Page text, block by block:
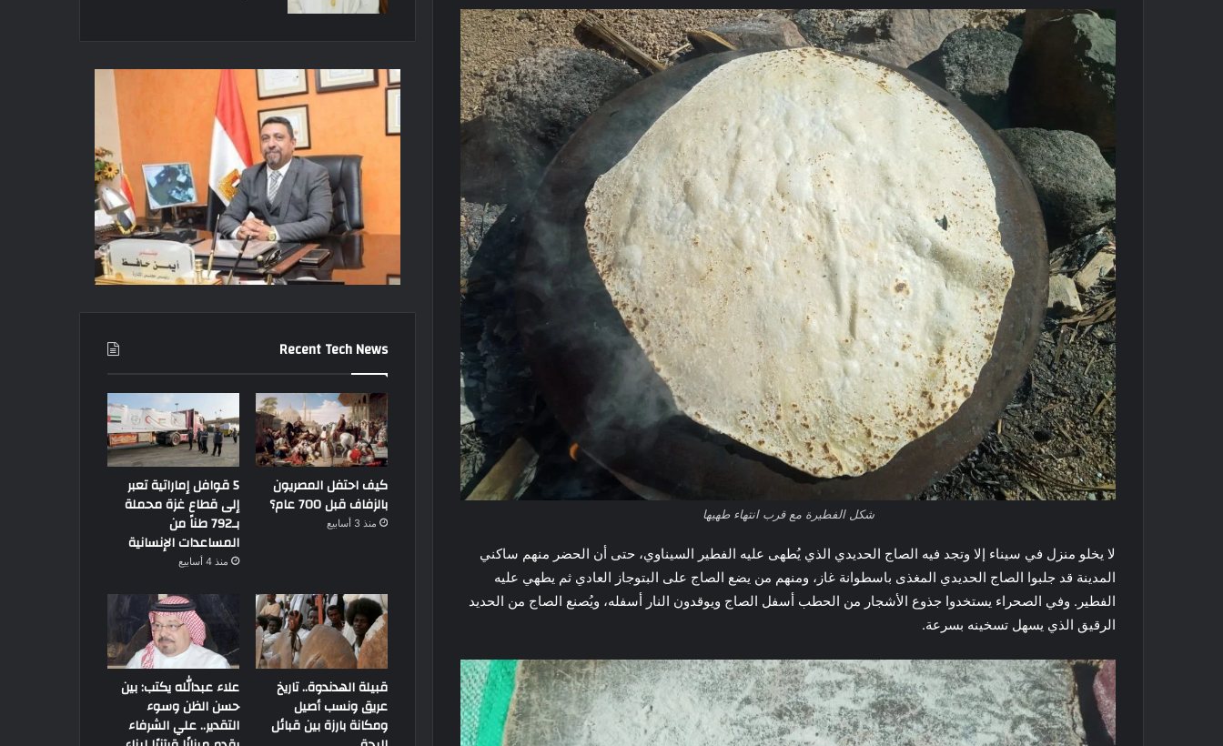
شكل الفطيرة مع قرب انتهاء طهيها
لا يخلو منزل في سيناء إلا وتجد فيه الصاج الحديدي الذي يُطهى عليه الفطير السيناوي، حتى أن الحضر منهم ساكني
المدينة قد جلبوا الصاج الحديدي المغذى باسطوانة غاز، ومنهم من يضع الصاج على البتوجاز العادي ثم يطهي عليه
الفطير. وفي الصحراء يستخدوا جذوع الأشجار من الحطب أسفل الصاج ويوقدون النار أسفله، ويُصنع الصاج من الحديد
الرقيق الذي يسهل تسخينه بسرعة.
Recent Tech News
كيف احتفل المصريون
بالزفاف قبل 700 عام؟
منذ 3 أسابيع
5 قوافل إماراتية تعبر
إلى قطاع غزة محملة
بـ792 طناً من
المساعدات الإنسانية
منذ 4 أسابيع
قبيلة الهدندوة.. تاريخ
عريق ونسب أصيل
ومكانة بارزة بين قبائل
علاء عبدالله يكتب: بين
حسن الظن وسوء
التقدير.. علي الشرفاء